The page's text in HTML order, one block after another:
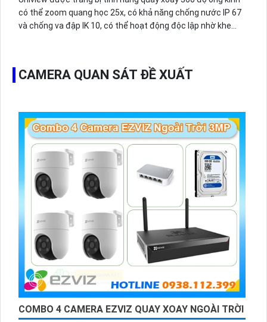
có thể zoom quang học 25x, có khả năng chống nước IP 67
và chống va đập IK 10, có thể hoạt động độc lập nhờ khe
CAMERA QUAN SÁT ĐỀ XUẤT
COMBO 4 CAMERA EZVIZ QUAY XOAY NGOÀI TRỜI